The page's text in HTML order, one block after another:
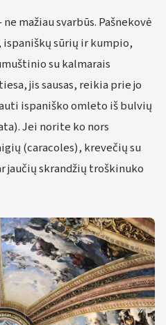
mažiau svarbūs. Pašnekovė
sūrių ir kumpio,
su kalmarais
jis sausas, reikia prie jo
ispaniško omleto iš bulvių
Jei norite ko nors
(caracoles), krevečių su
jaučių skrandžių troškinuko